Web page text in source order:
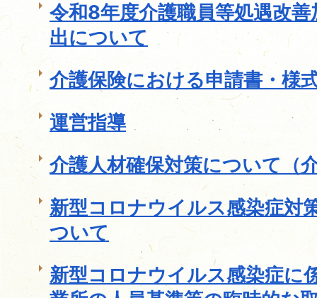
令和8年度介護職員等処遇改
出について
介護保険における申請書・様
運営指導
介護人材確保対策について（
新型コロナウイルス感染症対
ついて
新型コロナウイルス感染症に